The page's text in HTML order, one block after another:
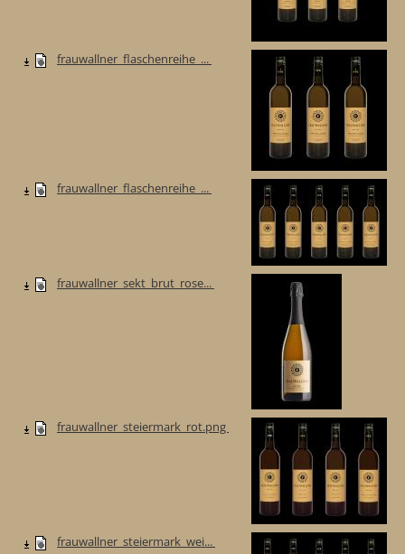
frauwallner_flaschenreihe_...
frauwallner_flaschenreihe_...
frauwallner_sekt_brut_rose...
frauwallner_steiermark_rot.png
frauwallner_steiermark_wei...